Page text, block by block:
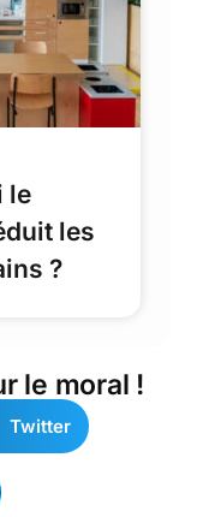
le
les
?
le moral !
Twitter